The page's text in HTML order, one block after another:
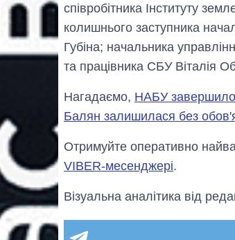
співробітника Інституту
колишнього заступника
Губіна; начальника
та працівника СБУ Віталія
Нагадаємо, НАБУ завершило
Балян залишилася без
Отримуйте оперативно
VIBER-месенджері.
Візуальна аналітика від